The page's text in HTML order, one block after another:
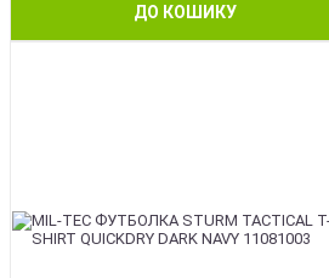
ДО КОШИКУ